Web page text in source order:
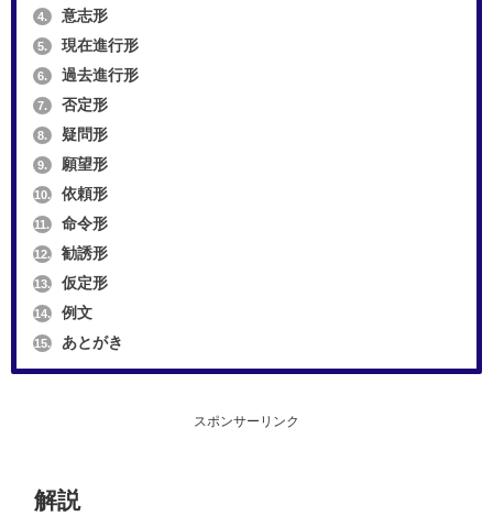
4. 意志形
5. 現在進行形
6. 過去進行形
7. 否定形
8. 疑問形
9. 願望形
10. 依頼形
11. 命令形
12. 勧誘形
13. 仮定形
14. 例文
15. あとがき
スポンサーリンク
解説